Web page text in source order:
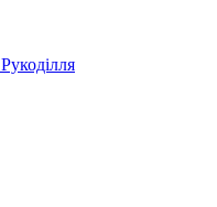
Рукоділля